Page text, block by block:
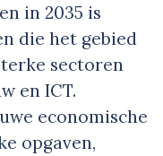
in 2035 is
die het gebied
sectoren
en ICT.
economische
opgaven,